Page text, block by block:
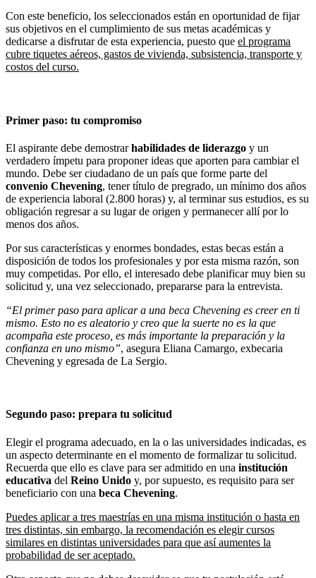
Con este beneficio, los seleccionados están en oportunidad de fijar
sus objetivos en el cumplimiento de sus metas académicas y
dedicarse a disfrutar de esta experiencia, puesto que el programa
cubre tiquetes aéreos, gastos de vivienda, subsistencia, transporte y
costos del curso.
Primer paso: tu compromiso
El aspirante debe demostrarhabilidades de liderazgo y un
verdadero ímpetu para proponer ideas que aporten para cambiar el
mundo. Debe ser ciudadano de un país que forme parte del
convenio Chevening, tener título de pregrado, un mínimo dos años
de experiencia laboral (2.800 horas) y, al terminar sus estudios, es su
obligación regresar a su lugar de origen y permanecer allí por lo
menos dos años.
Por sus características y enormes bondades, estas becas están a
disposición de todos los profesionales y por esta misma razón, son
muy competidas. Por ello, el interesado debe planificar muy bien su
solicitud y, una vez seleccionado, prepararse para la entrevista.
“El primer paso para aplicar a una beca Chevening es creer en ti
mismo. Esto no es aleatorio y creo que la suerte no es la que
acompaña este proceso, es más importante la preparación y la
confianza en uno mismo”, asegura Eliana Camargo, exbecaria
Chevening y egresada de La Sergio.
Segundo paso: prepara tu solicitud
Elegir el programa adecuado, en la o las universidades indicadas, es
un aspecto determinante en el momento de formalizar tu solicitud.
Recuerda que ello es clave para ser admitido en una institución
educativa del Reino Unido y, por supuesto, es requisito para ser
beneficiario con una beca Chevening.
Puedes aplicar a tres maestrías en una misma institución o hasta en
tres distintas, sin embargo, la recomendación es elegir cursos
similares en distintas universidades para que así aumentes la
probabilidad de ser aceptado.